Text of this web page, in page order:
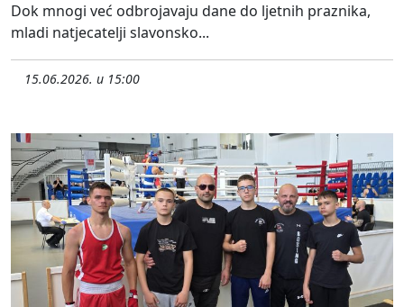
Dok mnogi već odbrojavaju dane do ljetnih praznika,
mladi natjecatelji slavonsko...
15.06.2026. u 15:00